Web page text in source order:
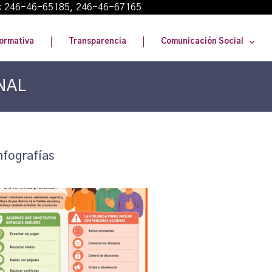
46-65185, 246-46-67165
Transparencia Comunicación Social